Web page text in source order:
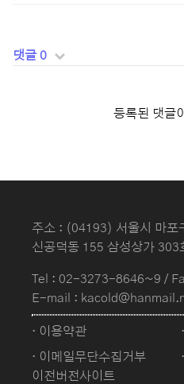
댓글 0
등록된 댓글
주소 : (04193) 서울시 마포
신공덕동 155 삼성상가 303
Tel : 02-3273-8646~9 /
E-mail :
· 이용약관
· 이메일무단수집거부
이전버전사이트